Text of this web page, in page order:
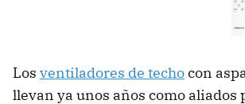
Los ventiladores de techocon
llevan ya unos años como